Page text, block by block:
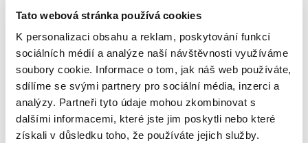
Tato webová stránka používá cookies
K personalizaci obsahu a reklam, poskytování funkcí
sociálních médií a analýze naší návštěvnosti využíváme
soubory cookie. Informace o tom, jak náš web používáte,
sdílíme se svými partnery pro sociální média, inzerci a
analýzy. Partneři tyto údaje mohou zkombinovat s
dalšími informacemi, které jste jim poskytli nebo které
získali v důsledku toho, že používáte jejich služby.
nižší úmrtností.
Když hovoříme o „dospělosti“, nemáme na mysli stáří, nýbrž
právě věk mezi 30 a 40 lety. V tomto období se tělo začíná
měnit a pociťovatdopady škodlivých návyků
, jako je
kouření, nadměrná konzumace alkoholu, nevhodná strava
nedostatekpohybu .